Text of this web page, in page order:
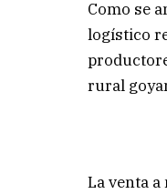
Como se
logístico
rural
La venta